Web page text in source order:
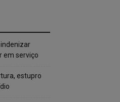
em serviço
estupro